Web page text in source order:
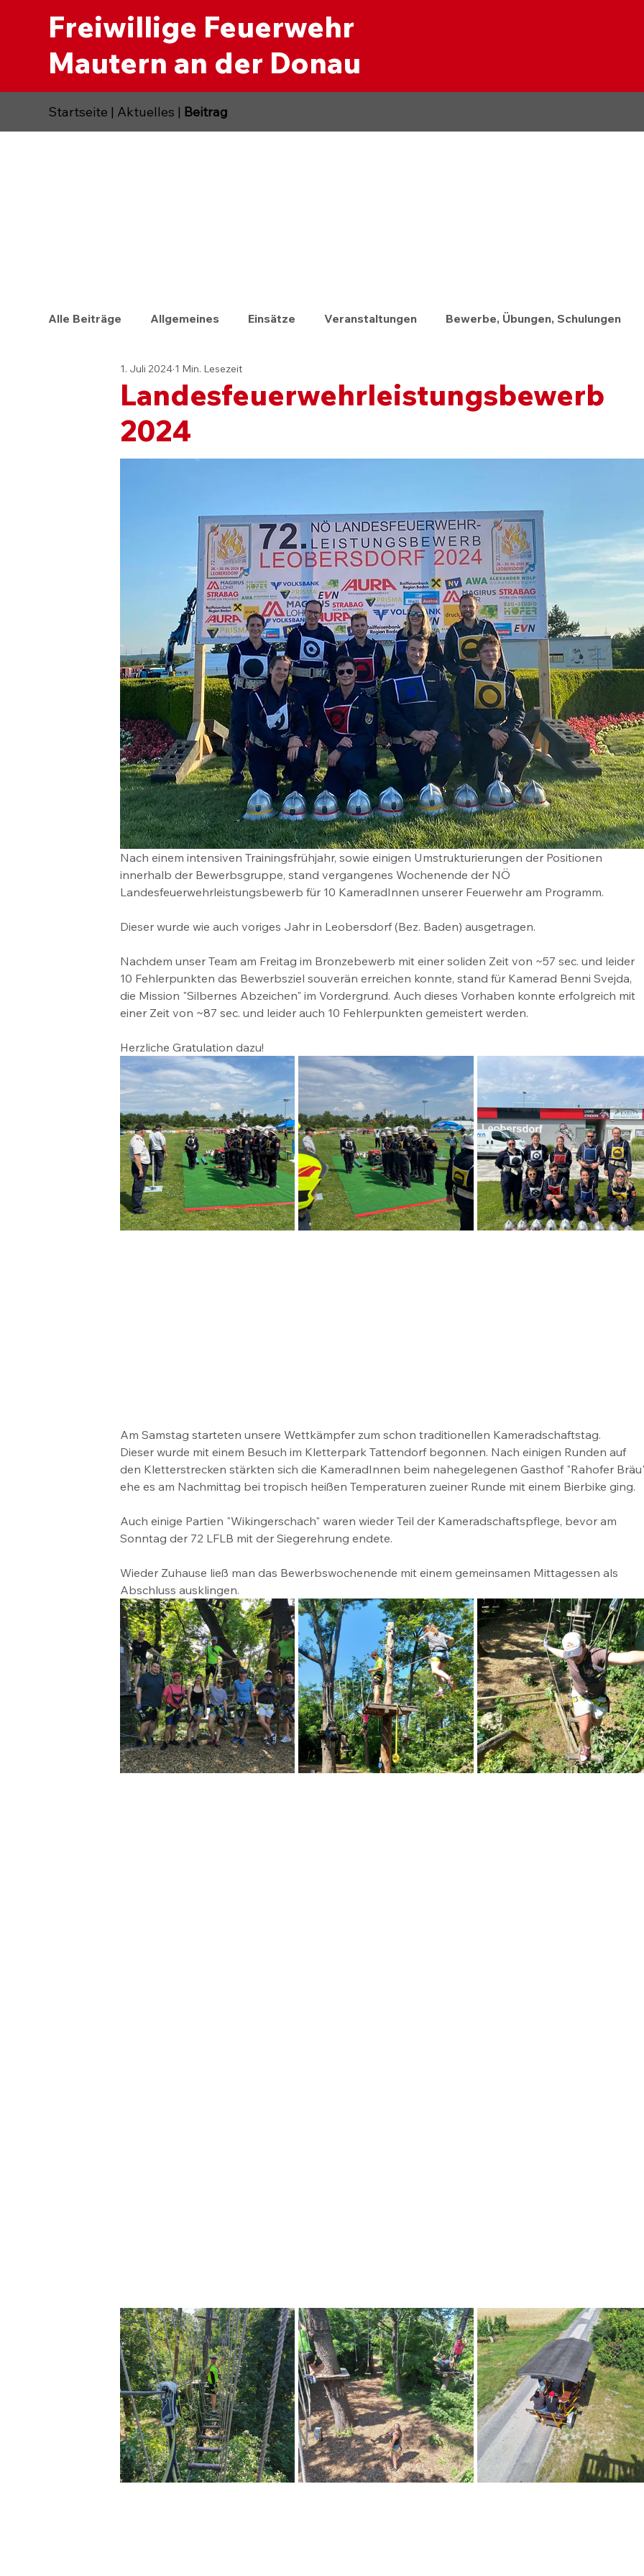
Freiwillige Feuerwehr
Mautern an der Donau
Alle Beiträge Allgemeines Einsätze Veranstaltungen Bewerbe, Übungen, Schulungen
Landesfeuerwehrleistungsbewerb
2024
1. Juli 2024 1 Min. Lesezeit
Nach einem intensiven Trainingsfrühjahr, sowie einigen Umstrukturierungen der Positionen
innerhalb der Bewerbsgruppe, stand vergangenes Wochenende der NÖ
Landesfeuerwehrleistungsbewerb für 10 KameradInnen unserer Feuerwehr am Programm.
Dieser wurde wie auch voriges Jahr in Leobersdorf (Bez. Baden) ausgetragen.
Nachdem unser Team am Freitag im Bronzebewerb mit einer soliden Zeit von ~57 sec. und leider
10 Fehlerpunkten das Bewerbsziel souverän erreichen konnte, stand für Kamerad Benni Svejda,
die Mission "Silbernes Abzeichen" im Vordergrund. Auch dieses Vorhaben konnte erfolgreich mit
einer Zeit von ~87 sec. und leider auch 10 Fehlerpunkten gemeistert werden.
Herzliche Gratulation dazu!
Am Samstag starteten unsere Wettkämpfer zum schon traditionellen Kameradschaftstag.
Dieser wurde mit einem Besuch im Kletterpark Tattendorf begonnen. Nach einigen Runden auf
den Kletterstrecken stärkten sich die KameradInnen beim nahegelegenen Gasthof "Rahofer
ehe es am Nachmittag bei tropisch heißen Temperaturen zueiner Runde mit einem Bierbike ging.
Auch einige Partien "Wikingerschach" waren wieder Teil der Kameradschaftspflege, bevor am
Sonntag der 72 LFLB mit der Siegerehrung endete.
Wieder Zuhause ließ man das Bewerbswochenende mit einem gemeinsamen Mittagessen als
Abschluss ausklingen.
Startseite | Aktuelles | Beitrag